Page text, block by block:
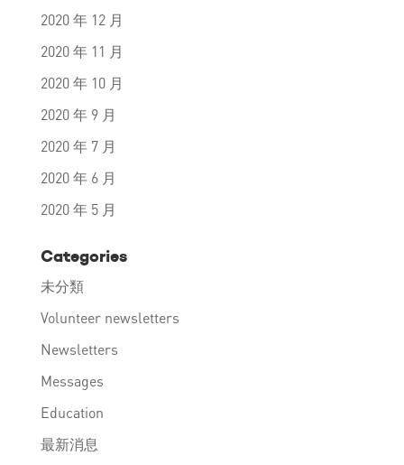
2020 年 12 月
2020 年 11 月
2020 年 10 月
2020 年 9 月
2020 年 7 月
2020 年 6 月
2020 年 5 月
Categories
未分類
Volunteer newsletters
Newsletters
Messages
Education
最新消息